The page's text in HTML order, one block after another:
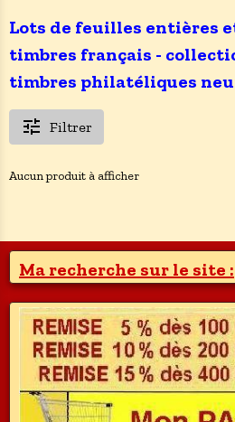
Lots de feuilles entières
timbres français -
timbres philatéliques
Filtrer
Aucun produit à afficher
Ma recherche sur le site :